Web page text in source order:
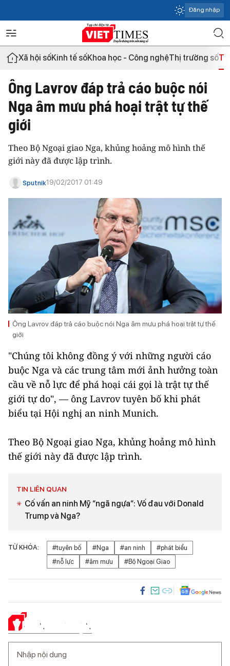
Đăng nhập
Xã hội sốKinh tế sốKhoa học - Công nghệThị trường số
Ông Lavrov đáp trả cáo buộc nói
Nga âm mưu phá hoại trật tự thế
giới
Theo Bộ Ngoại giao Nga, khủng hoảng mô hình thế
giới này đã được lập trình.
Sputnik19/02/2017 01:49
Ông Lavrov đáp trả cáo buộc nói Nga âm mưu phá hoại trật tự thế
giới
"Chúng tôi không đồng ý với những người cáo
buộc Nga và các trung tâm mới ảnh hưởng toàn
cầu về nỗ lực để phá hoại cái gọi là trật tự thế
giới tự do", — ông Lavrov tuyên bố khi phát
biểu tại Hội nghị an ninh Munich.
Theo Bộ Ngoại giao Nga, khủng hoảng mô hình
thế giới này đã được lập trình.
TIN LIÊN QUAN
Cố vấn an ninh Mỹ “ngã ngựa“: Vố đau với Donald
Trump và Nga?
TỪ KHÓA: #tuyên bố #Nga #an ninh
#phát biểu
#nỗ lực
#âm mưu #Bộ Ngoại Giao
Ý KIẾN CỦA BẠN